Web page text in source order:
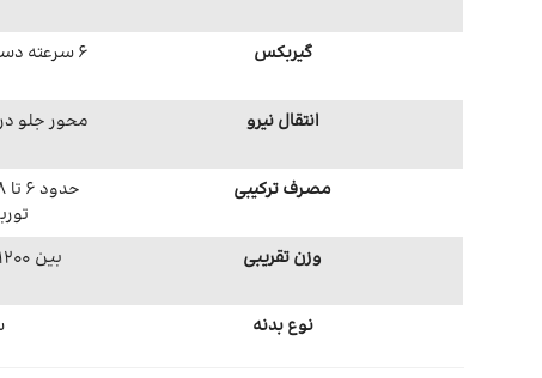
گیربکس
6 سرعته دستی، CVT یا اتوماتیک در برخی بازارها
انتقال نیرو
محور جلو
مصرف ترکیبی
وزن تقریبی
نوع بدنه